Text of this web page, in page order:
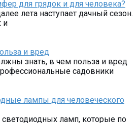
для грядок и для человека?
лета наступает дачный сезон.
и
и вред
знать, в чем польза и вред
садовники
лампы для человеческого
ламп, которые по